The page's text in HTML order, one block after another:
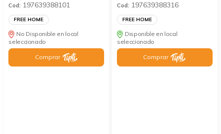
Cod: 197639388101
FREE HOME
No Disponible en local
seleccionado
Comprar
Cod: 197639388316
FREE HOME
Disponible en local
seleccionado
Comprar